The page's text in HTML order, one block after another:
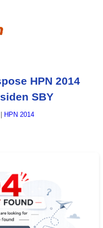
HPN 2014
SBY
HPN 2014